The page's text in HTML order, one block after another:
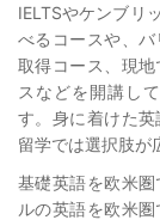
IELTSやケンブリ
べるコースや、
取得コース、現
スなどを開講し
す。身に着けた
留学では選択肢が
基礎英語を欧米
ルの英語を欧米